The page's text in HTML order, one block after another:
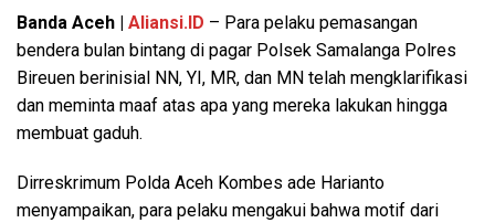
Banda Aceh | Aliansi.ID – Para pelaku pemasangan
bendera bulan bintang di pagar Polsek Samalanga Polres
Bireuen berinisial NN, YI, MR, dan MN telah mengklarifikasi
dan meminta maaf atas apa yang mereka lakukan hingga
membuat gaduh.
Dirreskrimum Polda Aceh Kombes ade Harianto
menyampaikan, para pelaku mengakui bahwa motif dari